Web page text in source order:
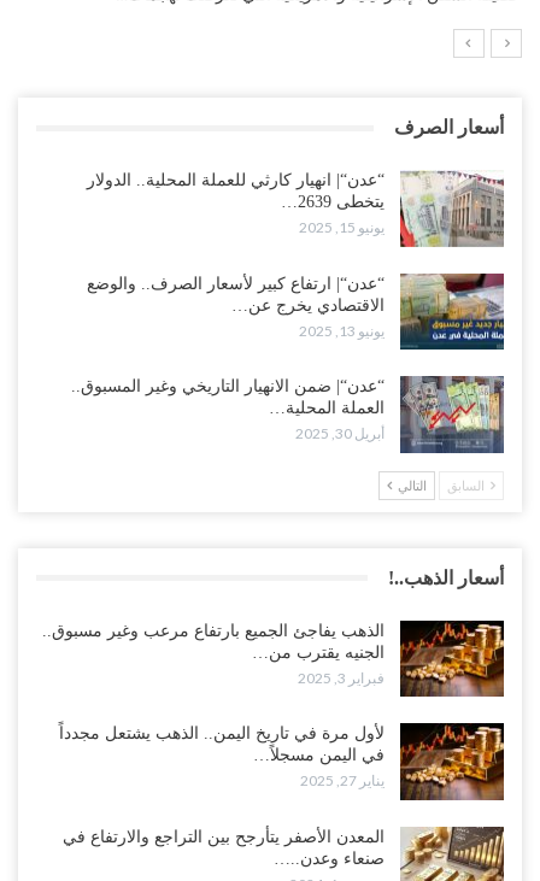
أسعار الصرف
“عدن“| انهيار كارثي للعملة المحلية.. الدولار
يتخطى 2639…
يونيو 15, 2025
“عدن“| ارتفاع كبير لأسعار الصرف.. والوضع
الاقتصادي يخرج عن…
يونيو 13, 2025
“عدن“| ضمن الانهيار التاريخي وغير المسبوق..
العملة المحلية…
أبريل 30, 2025
السابق التالي
أسعار الذهب..!
الذهب يفاجئ الجميع بارتفاع مرعب وغير مسبوق..
الجنيه يقترب من…
فبراير 3, 2025
لأول مرة في تاريخ اليمن.. الذهب يشتعل مجدداً
في اليمن مسجلاً…
يناير 27, 2025
المعدن الأصفر يتأرجح بين التراجع والارتفاع في
صنعاء وعدن..…